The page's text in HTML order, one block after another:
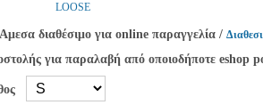
LOOSE
διαθέσιμο για online παραγγελία /
για παραλαβή από οποιοδήποτε eshop